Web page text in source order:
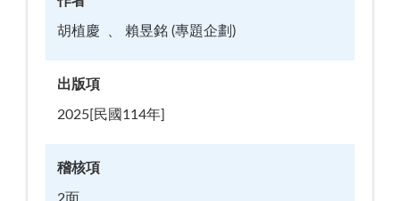
胡植慶 賴昱銘 (專題企劃)
出版項
2025[民國114年]
稽核項